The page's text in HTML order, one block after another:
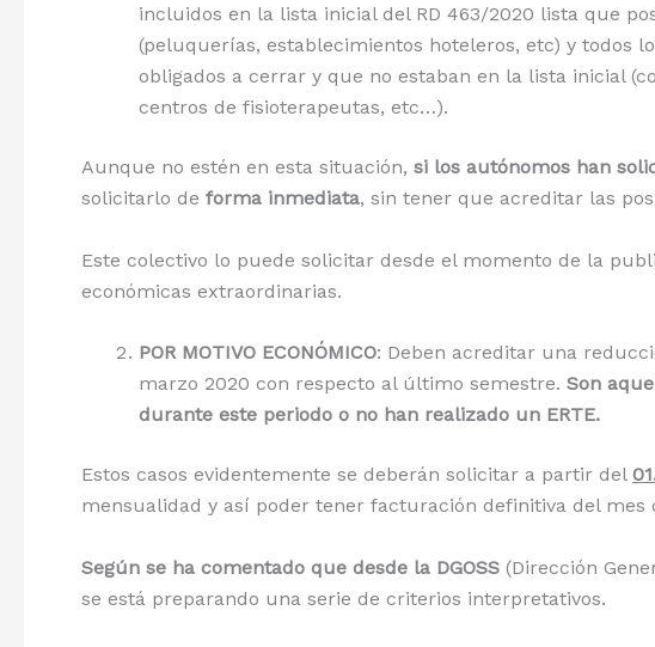
incluidos en la lista inicial del RD 463/2020 lista que
(peluquerías, establecimientos hoteleros, etc) y todos
obligados a cerrar y que no estaban en la lista inicial
centros de fisioterapeutas, etc…).
Aunque no estén en esta situación, si los autónomos han
solicitarlo de forma inmediata, sin tener que acreditar las
Este colectivo lo puede solicitar desde el momento de la
económicas extraordinarias.
POR MOTIVO ECONÓMICO: Deben acreditar una
marzo 2020 con respecto al último semestre. Son
durante este periodo o no han realizado un ERTE.
Estos casos evidentemente se deberán solicitar a partir del
mensualidad y así poder tener facturación definitiva del mes
Según se ha comentado que desde la DGOSS (Dirección
se está preparando una serie de criterios interpretativos.